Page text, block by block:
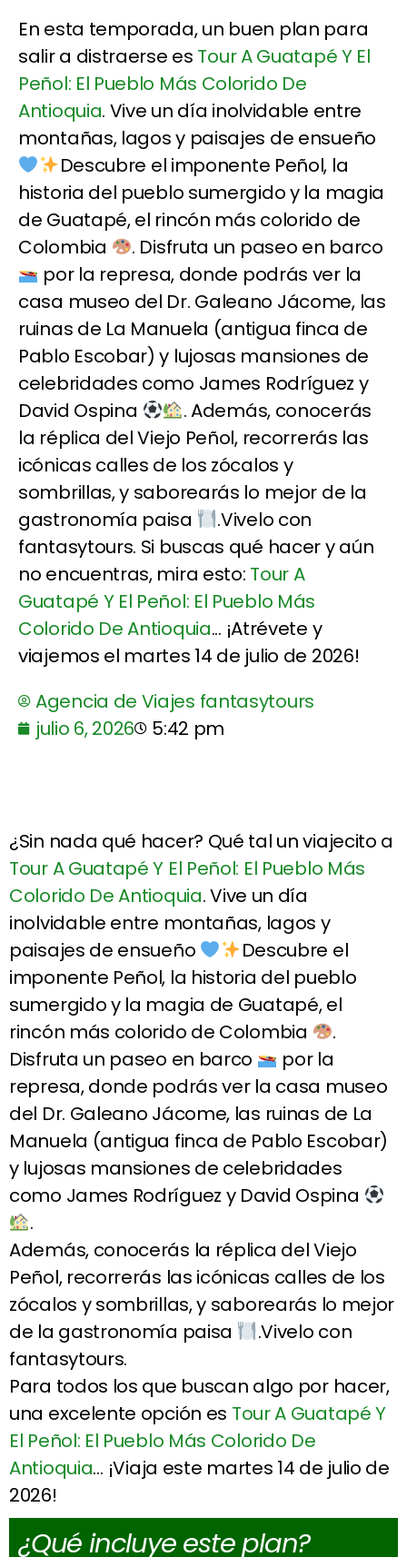
En esta temporada, un buen plan para
salir a distraerse es Tour A Guatapé Y El
Peñol: El Pueblo Más Colorido De
Antioquia. Vive un día inolvidable entre
montañas, lagos y paisajes de ensueño
Descubre el imponente Peñol, la
historia del pueblo sumergido y la magia
de Guatapé, el rincón más colorido de
Colombia
. Disfruta un paseo en barco
por la represa, donde podrás ver la
casa museo del Dr. Galeano Jácome, las
ruinas de La Manuela (antigua finca de
Pablo Escobar) y lujosas mansiones de
celebridades como James Rodríguez y
David Ospina
. Además, conocerás
la réplica del Viejo Peñol, recorrerás las
icónicas calles de los zócalos y
sombrillas, y saborearás lo mejor de la
gastronomía paisa
.Vivelo con
fantasytours. Si buscas qué hacer y aún
no encuentras, mira esto: Tour A
Guatapé Y El Peñol: El Pueblo Más
Colorido De Antioquia... ¡Atrévete y
viajemos el martes 14 de julio de 2026!
Agencia de Viajes fantasytours
julio 6, 2026
5:42 pm
¿Sin nada qué hacer? Qué tal un viajecito a
Tour A Guatapé Y El Peñol: El Pueblo Más
Colorido De Antioquia. Vive un día
inolvidable entre montañas, lagos y
paisajes de ensueño
Descubre el
imponente Peñol, la historia del pueblo
sumergido y la magia de Guatapé, el
rincón más colorido de Colombia
.
Disfruta un paseo en barco
por la
represa, donde podrás ver la casa museo
del Dr. Galeano Jácome, las ruinas de La
Manuela (antigua finca de Pablo Escobar)
y lujosas mansiones de celebridades
como James Rodríguez y David Ospina
.
Además, conocerás la réplica del Viejo
Peñol, recorrerás las icónicas calles de los
zócalos y sombrillas, y saborearás lo mejor
de la gastronomía paisa
.Vivelo con
fantasytours.
Para todos los que buscan algo por hacer,
una excelente opción es Tour A Guatapé Y
El Peñol: El Pueblo Más Colorido De
Antioquia… ¡Viaja este martes 14 de julio de
2026!
¿Qué incluye este plan?